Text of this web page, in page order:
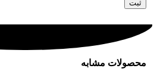
محصولات مشابه